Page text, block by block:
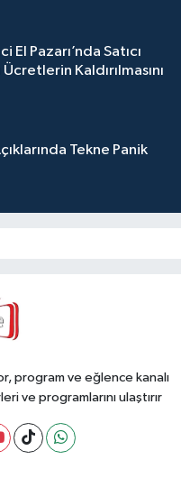
El Pazarı’nda Satıcı
Kaldırılmasını
Tekne Panik
program ve eğlence kanalı
ve programlarını ulaştırır